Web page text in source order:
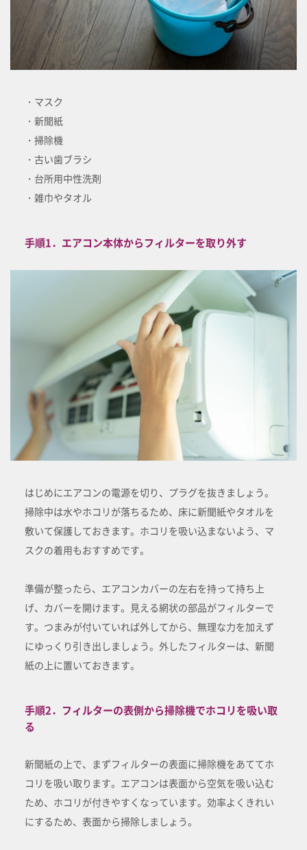
・マスク
・新聞紙
・掃除機
・古い歯ブラシ
・台所用中性洗剤
・雑巾やタオル
手順1．エアコン本体からフィルターを取り外す
はじめにエアコンの電源を切り、プラグを抜きましょう。
掃除中は水やホコリが落ちるため、床に新聞紙やタオルを
敷いて保護しておきます。ホコリを吸い込まないよう、マ
スクの着用もおすすめです。
準備が整ったら、エアコンカバーの左右を持って持ち上
げ、カバーを開けます。見える網状の部品がフィルターで
す。つまみが付いていれば外してから、無理な力を加えず
にゆっくり引き出しましょう。外したフィルターは、新聞
紙の上に置いておきます。
手順2．フィルターの表側から掃除機でホコリを吸い取
る
新聞紙の上で、まずフィルターの表面に掃除機をあててホ
コリを吸い取ります。エアコンは表面から空気を吸い込む
ため、ホコリが付きやすくなっています。効率よくきれい
にするため、表面から掃除しましょう。